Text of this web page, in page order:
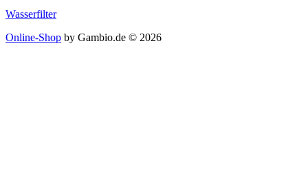
Wasserfilter
Online-Shop by Gambio.de © 2026